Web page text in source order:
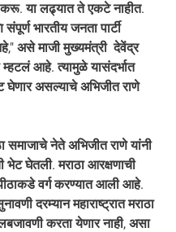
करू. या लढ्यात ते एकटे नाहीत.
भारतीय जनता पार्टी
असे माजी मुख्यमंत्री  देवेंद्र
आहे. त्यामुळे यासंदर्भात
घेणार असल्याचे अभिजीत राणे
समाजाचे नेते अभिजीत राणे यांनी
भेट घेतली. मराठा आरक्षणाची
वर्ग करण्यात आली आहे.
दरम्यान महाराष्ट्रात मराठा
करता येणार नाही, असा